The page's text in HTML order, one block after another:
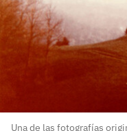
Una de las fotografías